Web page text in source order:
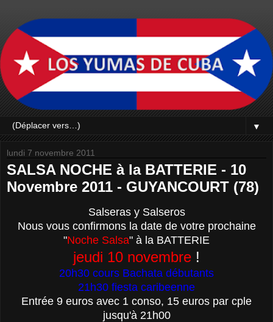
▼
lundi 7 novembre 2011
SALSA NOCHE à la BATTERIE - 10
Novembre 2011 - GUYANCOURT (78)
Salserasy Salseros
Nous vousconfirmons la date de votreprochaine
"Noche Salsa" à la BATTERIE
jeudi 10 novembre !
20h30 cours Bachata débutants
21h30 fiesta caribeenne
Entrée 9 euros avec 1 conso, 15 euros par cple
jusqu'à 21h00